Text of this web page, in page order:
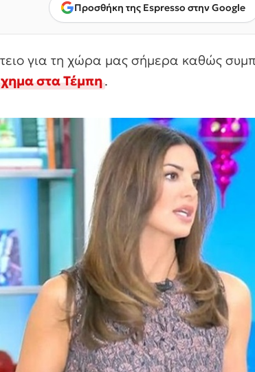
Προσθήκη της Espresso στην Google
για τη χώρα μας σήμερα καθώς
στα Τέμπη.